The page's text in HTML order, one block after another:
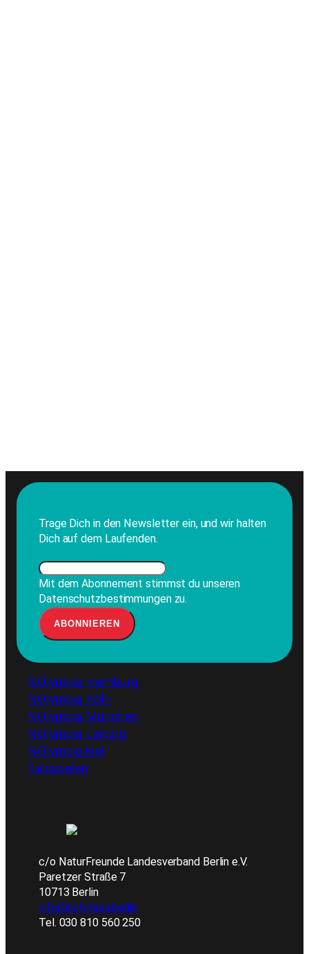
Trage Dich in den Newsletter ein, und wir halten
Dich auf dem Laufenden.
Mit dem Abonnement stimmst du unseren
Datenschutzbestimmungen zu.
NOlympia Hamburg
NOlympia Köln
NOlympia München
NOlympia Leipzig
NOlympia kiel
Fairspielen
c/o NaturFreunde Landesverband Berlin e.V.
Paretzer Straße 7
10713 Berlin
info@nolympia.berlin
Tel. 030 810 560 250